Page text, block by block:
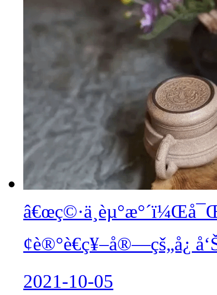
¢è®°è€ç¥–å®—çš„å¿
2021-10-05